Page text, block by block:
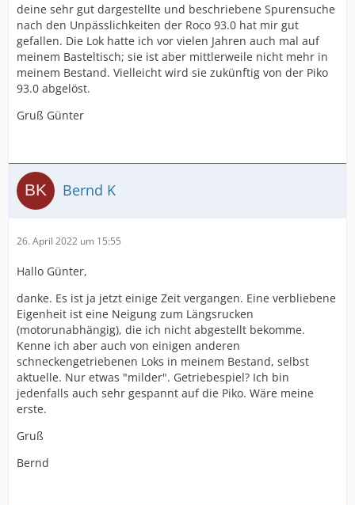
deine sehr gut dargestellte und beschriebene Spurensuche
nach den Unpässlichkeiten der Roco 93.0 hat mir gut
gefallen. Die Lok hatte ich vor vielen Jahren auch mal auf
meinem Basteltisch; sie ist aber mittlerweile nicht mehr in
meinem Bestand. Vielleicht wird sie zukünftig von der Piko
93.0 abgelöst.
Gruß Günter
Bernd K
26. April 2022 um 15:55
Hallo Günter,
danke. Es ist ja jetzt einige Zeit vergangen. Eine verbliebene
Eigenheit ist eine Neigung zum Längsrucken
(motorunabhängig), die ich nicht abgestellt bekomme.
Kenne ich aber auch von einigen anderen
schneckengetriebenen Loks in meinem Bestand, selbst
aktuelle. Nur etwas "milder". Getriebespiel? Ich bin
jedenfalls auch sehr gespannt auf die Piko. Wäre meine
erste.
Gruß
Bernd